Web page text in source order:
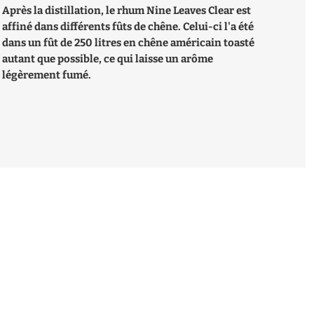
Après la distillation, le rhum Nine Leaves Clear est
affiné dans différents fûts de chêne. Celui-ci l'a été
dans un fût de 250 litres en chêne américain toasté
autant que possible, ce qui laisse un arôme
légèrement fumé.